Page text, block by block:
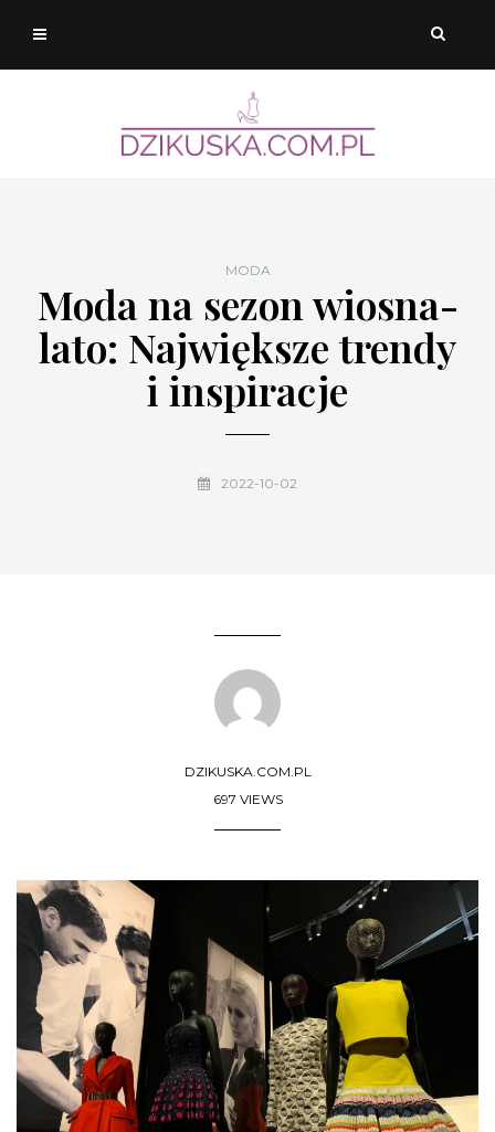
MODA
Moda na sezon wiosna-
lato: Największe trendy
i inspiracje
2022-10-02
DZIKUSKA.COM.PL
697 VIEWS